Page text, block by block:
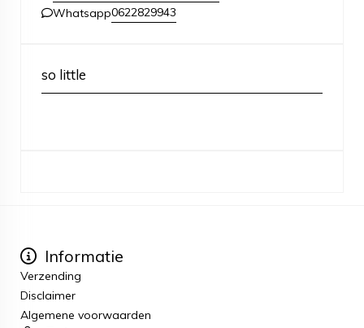
Whatsapp0622829943
so little
Informatie
Verzending
Disclaimer
Algemene voorwaarden